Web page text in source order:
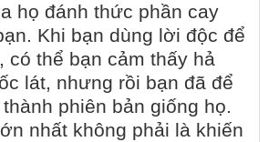
họ đánh thức phần cay
Khi bạn dùng lời độc để
có thể bạn cảm thấy hả
lát, nhưng rồi bạn đã để
phiên bản giống họ.
nhất không phải là khiến